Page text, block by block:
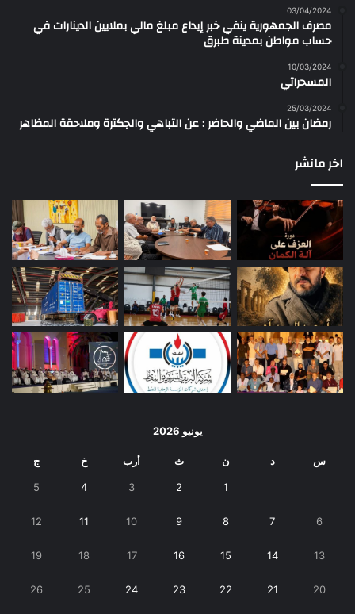
03/04/2024
مصرف الجمهورية ينفي خبر إيداع مبلغ مالي بملايين الدينارات في
حساب مواطن بمدينة طبرق
10/03/2024
المسحراتي
25/03/2024
رمضان بين الماضي والحاضر : عن التباهي والجكترة وملاحقة المظاهر
اخر مانشر
يونيو 2026
س د ن ث أرب خ ج
1
2
3
4
5
6
7
8
9
10
11
12
13
14
15
16
17
18
19
20
21
22
23
24
25
26